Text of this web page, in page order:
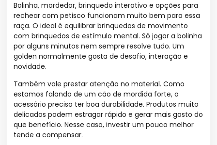
Bolinha, mordedor, brinquedo interativo e opções para
rechear com petisco funcionam muito bem para essa
raça. O ideal é equilibrar brinquedos de movimento
com brinquedos de estímulo mental. Só jogar a bolinha
por alguns minutos nem sempre resolve tudo. Um
golden normalmente gosta de desafio, interação e
novidade.
Também vale prestar atenção no material. Como
estamos falando de um cão de mordida forte, o
acessório precisa ter boa durabilidade. Produtos muito
delicados podem estragar rápido e gerar mais gasto do
que benefício. Nesse caso, investir um pouco melhor
tende a compensar.